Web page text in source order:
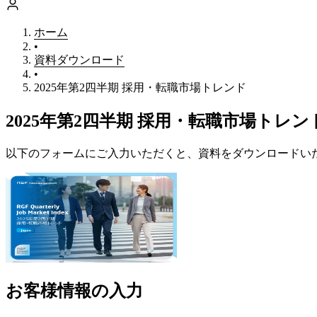
ホーム
•
資料ダウンロード
•
2025年第2四半期 採用・転職市場トレンド
2025年第2四半期 採用・転職市場トレン
以下のフォームにご入力いただくと、資料をダウンロードい
お客様情報の入力